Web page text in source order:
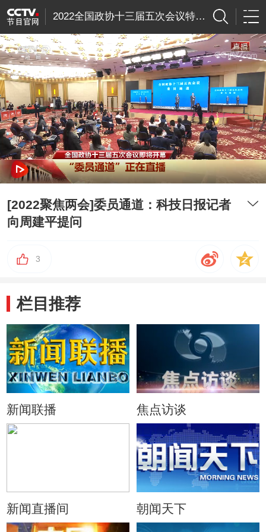
2022全国政协十三届五次会议特别节目
[2022聚焦两会]委员通道：科技日报记者
向周建平提问
3
栏目推荐
新闻联播 焦点访谈
新闻直播间 朝闻天下